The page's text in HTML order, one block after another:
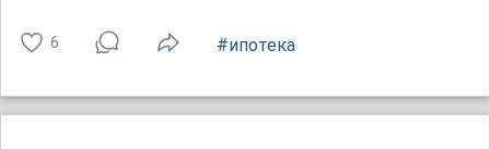
6 #ипотека